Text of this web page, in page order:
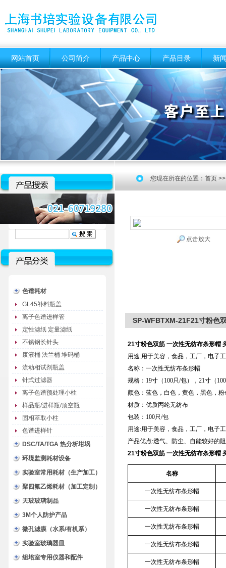
网站首页 公司简介 产品中心 产品目录 新
色谱耗材
GL45补料瓶盖
离子色谱进样管
定性滤纸 定量滤纸
不锈钢长针头
废液桶 法兰桶 堆码桶
流动相试剂瓶盖
针式过滤器
离子色谱预处理小柱
样品瓶/进样瓶/顶空瓶
固相萃取小柱
色谱进样针
DSC/TA/TGA 热分析坩埚
环境监测耗材设备
实验室常用耗材（生产加工）
聚四氟乙烯耗材（加工定制）
天玻玻璃制品
3M个人防护产品
微孔滤膜（水系/有机系）
实验室玻璃器皿
组培室专用仪器和配件
您现在所在的位置： 首页
点击放大
SP-WFBTXM-21F21寸粉色
21寸粉色双筋 一次性无纺布条形帽
用途:用于美容，食品，工厂，电子
名称：一次性无纺布条形帽
规格：19寸（100只/包），21寸（
颜色：蓝色，白色，黄色，黑色，粉
材质：优质丙纶无纺布
包装：100只/包
用途:用于美容，食品，工厂，电子
产品优点:透气、防尘、自能较好的
21寸粉色双筋 一次性无纺布条形帽
名称
一次性无纺布条形帽
一次性无纺布条形帽
一次性无纺布条形帽
一次性无纺布条形帽
一次性无纺布条形帽